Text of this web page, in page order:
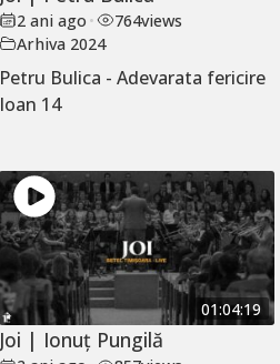
2 ani ago • 764views
Arhiva 2024
Petru Bulica - Adevarata fericire
Ioan 14
01:04:19
Joi | Ionuț Pungilă